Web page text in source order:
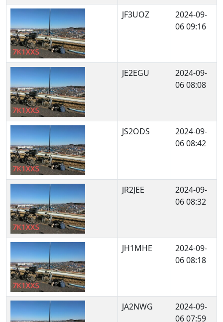
JF3UOZ
2024-09-
06 09:16
JE2EGU
2024-09-
06 08:08
JS2ODS
2024-09-
06 08:42
JR2JEE
2024-09-
06 08:32
JH1MHE
2024-09-
06 08:18
JA2NWG
2024-09-
06 07:59